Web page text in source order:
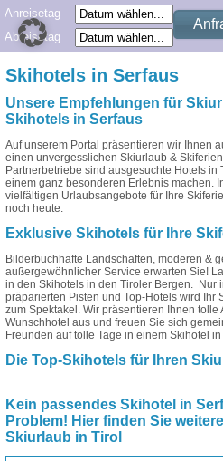
Anreisetag
Abreisetag
Skihotels in Serfaus
Unsere Empfehlungen für
Skihotels in Serfaus
Auf unserem Portal präsentieren wir Ihnen
einen unvergesslichen Skiurlaub &
Partnerbetriebe sind ausgesuchte Hotels in
einem ganz besonderen Erlebnis machen.
vielfältigen Urlaubsangebote für Ihre
noch heute.
Exklusive Skihotels für Ihre
Bilderbuchhafte Landschaften, moderen &
außergewöhnlicher Service erwarten Sie!
in den Skihotels in den Tiroler Bergen. Nur
präparierten Pisten und Top-Hotels wird Ihr
zum Spektakel. Wir präsentieren Ihnen
Wunschhotel aus und freuen Sie sich
Freunden auf tolle Tage in einem Skihotel
Die Top-Skihotels für Ihren
Kein passendes Skihotel in
Problem! Hier finden Sie
Skiurlaub in Tirol